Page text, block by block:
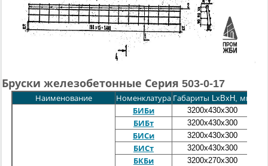
Бруски железобетонные Серия 503-0-17
Наименование Номенклатура Габариты LxBxH, мм
БИБи 3200x430x300
БИБт
3200x430x300
БИСи
3200x430x300
БИСт
3200x430x300
БКБи
3200x270x300